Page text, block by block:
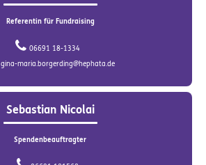
Referentin für Fundraising
06691 18-1334
gina-maria.borgerding@hephata.de
Sebastian Nicolai
Spendenbeauftragter